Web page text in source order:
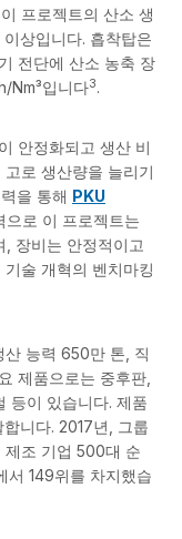
프로젝트의 산소 생
상입니다. 흡착탑은
전단에 산소 농축 장
Nm³입니다3.
안정화되고 생산 비
로 생산량을 늘리기
을 통해 PKU
으로 이 프로젝트는
, 장비는 안정적이고
술 개혁의 벤치마킹
산 능력 650만 톤, 직
제품으로는 중후판,
등이 있습니다. 제품
니다. 2017년, 그룹
조 기업 500대 순
서 149위를 차지했습